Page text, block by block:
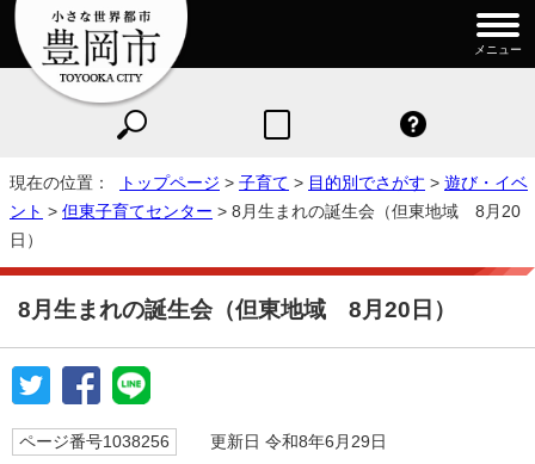
メニュー
現在の位置： トップページ > 子育て > 目的別でさがす > 遊び・イベ
ント > 但東子育てセンター > 8月生まれの誕生会（但東地域 8月20
日）
8月生まれの誕生会（但東地域 8月20日）
ページ番号1038256 更新日 令和8年6月29日